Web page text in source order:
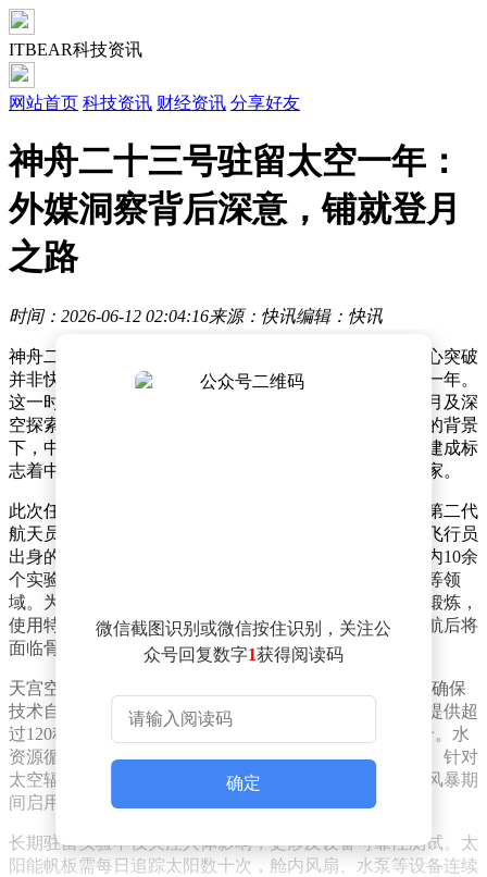
ITBEAR科技资讯
网站首页 科技资讯 财经资讯 分享好友
神舟二十三号驻留太空一年：
外媒洞察背后深意，铺就登月
之路
时间：2026-06-12 02:04:16来源：快讯编辑：快讯
神舟二十三号载人飞船的发射任务引发全球关注，其核心突破
并非快速对接技术，而是航天员将首次在太空驻留长达一年。
这一时长较此前任务翻倍，被外媒解读为中国为载人登月及深
空探索进行的关键技术验证。国际空间站合作长期受阻的背景
下，中国航天正通过自主创新加速追赶，天宫空间站的建成标
志着中国成为全球唯一独立掌握长期太空驻留能力的国家。
此次任务的三名航天员构成特殊：指令长为经验丰富的第二代
航天员，另有一名首次执行任务的年轻飞行员及一位非飞行员
出身的载荷专家。后者作为科研博士，将专注于空间站内10余
个实验柜的操作，涵盖植物培育、材料合成及细胞研究等领
域。为适应长期驻留，航天员需每日完成两小时无重力锻炼，
使用特制单车与弹簧拉力器维持肌肉骨骼强度，否则返航后将
面临骨折风险。
天宫空间站虽规模小于国际空间站，但100%国产化设计确保
技术自主可控。站内配备三间睡眠舱、健身房及厨房，提供超
过120种航天食品，包括鱼香肉丝、宫保鸡丁等中式菜肴。水
资源循环系统可净化尿液与汗液，产出水质优于矿泉水。针对
太空辐射问题，空间站采用厘米级铅板防护，并在太阳风暴期
间启用特制厚壁舱室作为避难所。
长期驻留实验不仅关注人体影响，更涉及设备可靠性测试。太
阳能帆板需每日追踪太阳数十次，舱内风扇、水泵等设备连续
微信截图识别或微信按住识别，关注公
众号回复数字1获得阅读码
确定